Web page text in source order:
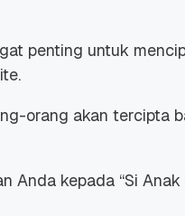
penting untuk
.
orang akan tercipta
Anda kepada “Si